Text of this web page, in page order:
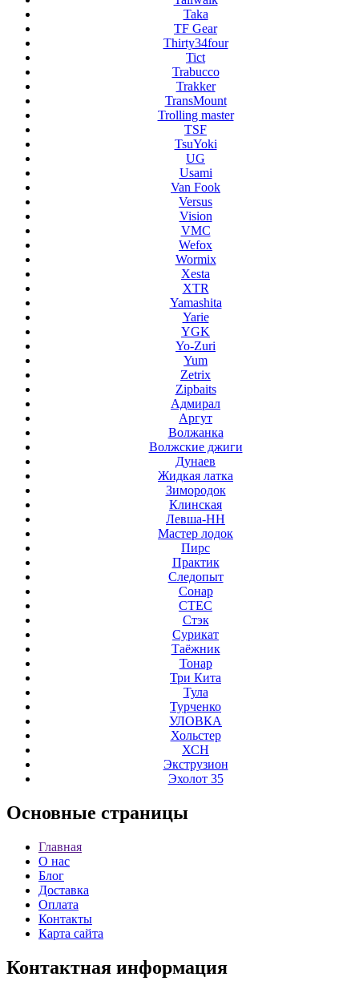
Taka
TF Gear
Thirty34four
Tict
Trabucco
Trakker
TransMount
Trolling master
TSF
TsuYoki
UG
Usami
Van Fook
Versus
Vision
VMC
Wefox
Wormix
Xesta
XTR
Yamashita
Yarie
YGK
Yo-Zuri
Yum
Zetrix
Zipbaits
Адмирал
Аргут
Волжанка
Волжские джиги
Дунаев
Жидкая латка
Зимородок
Клинская
Левша-НН
Мастер лодок
Пирс
Практик
Следопыт
Сонар
СТЕС
Стэк
Сурикат
Таёжник
Тонар
Три Кита
Тула
Турченко
УЛОВКА
Хольстер
ХСН
Экструзион
Эхолот 35
Основные страницы
Главная
О нас
Блог
Доставка
Оплата
Контакты
Карта сайта
Контактная информация